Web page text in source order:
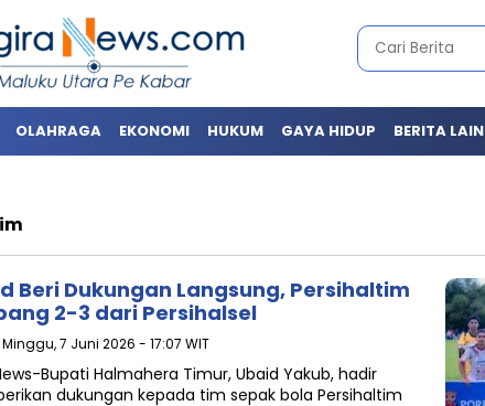
OLAHRAGA EKONOMI HUKUM GAYA HIDUP BERITA LAIN
Beri Dukungan Langsung, Persihaltim
2-3 dari Persihalsel
Minggu, 7 Juni 2026 - 17:07 WIT
Bupati Halmahera Timur, Ubaid Yakub, hadir
dukungan kepada tim sepak bola Persihaltim